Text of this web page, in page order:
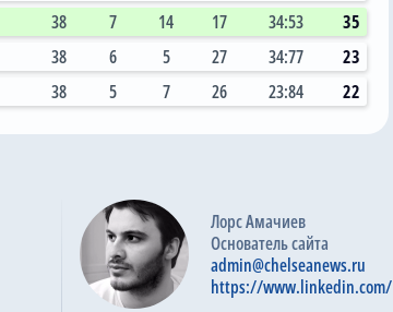
38 7 14 17 34:53
35
38 6 5 27 34:77
23
38 5 7 26 23:84 22
Премьер-лига, 16 тур
Лорс Амачиев
Основатель сайта
admin@chelseanews.ru
https://www.linkedin.com/